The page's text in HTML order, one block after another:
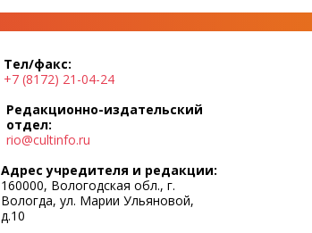
Тел/факс:
+7 (8172) 21-04-24
Редакционно-издательский
отдел:
rio@cultinfo.ru
Адрес учредителя и редакции:
160000, Вологодская обл., г.
Вологда, ул. Марии Ульяновой,
д.10